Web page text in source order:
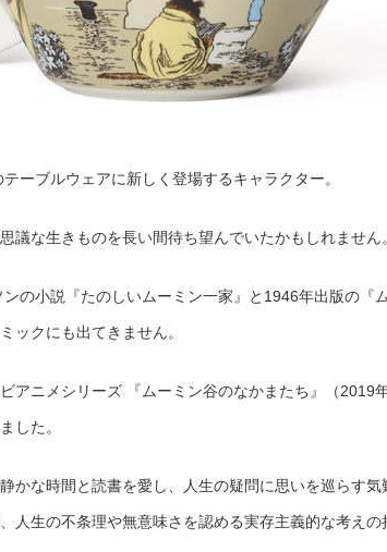
ーブルウェアに新しく登場するキャラクター。
議な生きものを長い間待ち望んでいたかもしれません。
の小説『たのしいムーミン一家』と1946年出版の『ム
ックにも出てきません。
アニメシリーズ 『ムーミン谷のなかまたち』（2019
した。
かな時間と読書を愛し、人生の疑問に思いを巡らす気
人生の不条理や無意味さを認める実存主義的な考えの